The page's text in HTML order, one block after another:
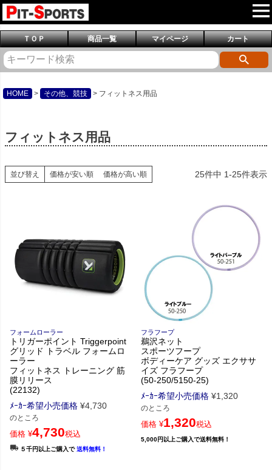
ＴＯＰ 商品一覧 マイページ カート
HOME その他、競技 フィットネス用品
フィットネス用品
並び替え 価格が安い順 価格が高い順 25件中 1-25件表示
フォームローラー
トリガーポイント Triggerpoint
グリッド トラベル フォームロ
ーラー
フィットネス トレーニング 筋
膜リリース
(22132)
ﾒｰｶｰ希望小売価格 ¥4,730
のところ
価格 ¥4,730税込
５千円以上ご購入で送料無料！
フラフープ
鵜沢ネット
スポーツフープ
ボディーケア グッズ エクササ
イズ フラフープ
(50-250/5150-25)
ﾒｰｶｰ希望小売価格 ¥1,320
のところ
価格 ¥1,320税込
5,000円以上ご購入で送料無料！